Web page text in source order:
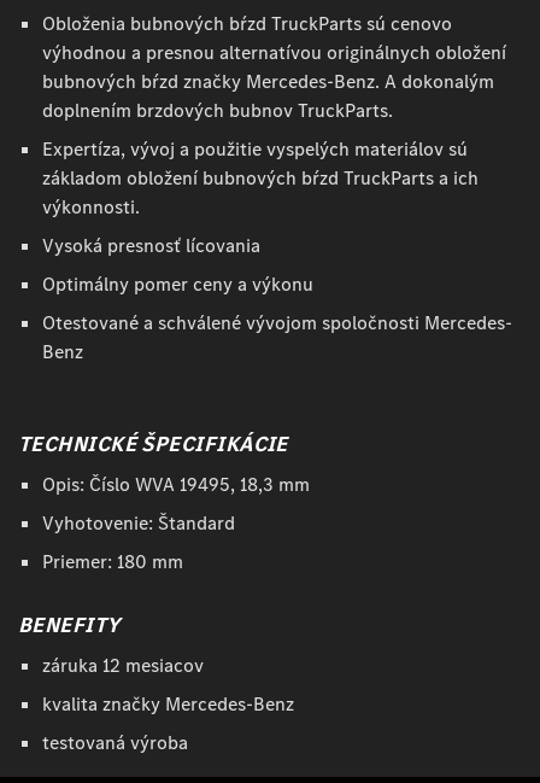
Obloženia bubnových bŕzd TruckParts sú cenovo
výhodnou a presnou alternatívou originálnych obložení
bubnových bŕzd značky Mercedes-Benz. A dokonalým
doplnením brzdových bubnov TruckParts.
Expertíza, vývoj a použitie vyspelých materiálov sú
základom obložení bubnových bŕzd TruckParts a ich
výkonnosti.
Vysoká presnosť lícovania
Optimálny pomer ceny a výkonu
Otestované a schválené vývojom spoločnosti Mercedes-
Benz
TECHNICKÉ ŠPECIFIKÁCIE
Opis: Číslo WVA 19495, 18,3 mm
Vyhotovenie: Štandard
Priemer: 180 mm
BENEFITY
záruka 12 mesiacov
kvalita značky Mercedes-Benz
testovaná výroba